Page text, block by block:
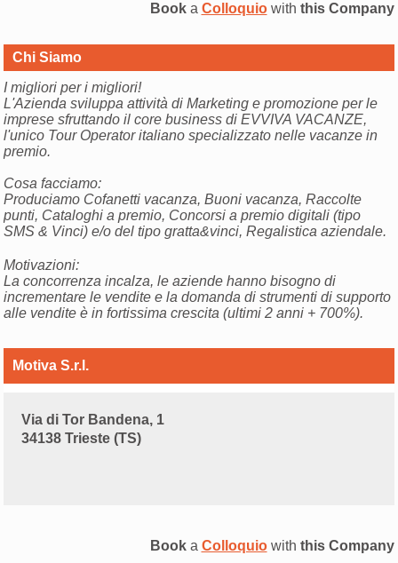
Booka Colloquiowith this Company
Chi Siamo
I migliori per i migliori!
L'Azienda sviluppa attività di Marketing e promozione per le
imprese sfruttando il core business di EVVIVA VACANZE,
l'unico Tour Operator italiano specializzato nelle vacanze in
premio.
Cosa facciamo:
Produciamo Cofanetti vacanza, Buoni vacanza, Raccolte
punti, Cataloghi a premio, Concorsi a premio digitali (tipo
SMS & Vinci) e/o del tipo gratta&vinci, Regalistica aziendale.
Motivazioni:
La concorrenza incalza, le aziende hanno bisogno di
incrementare le vendite e la domanda di strumenti di supporto
alle vendite è in fortissima crescita (ultimi 2 anni + 700%).
Motiva S.r.l.
Via di Tor Bandena, 1
34138 Trieste (TS)
Booka Colloquiowith this Company